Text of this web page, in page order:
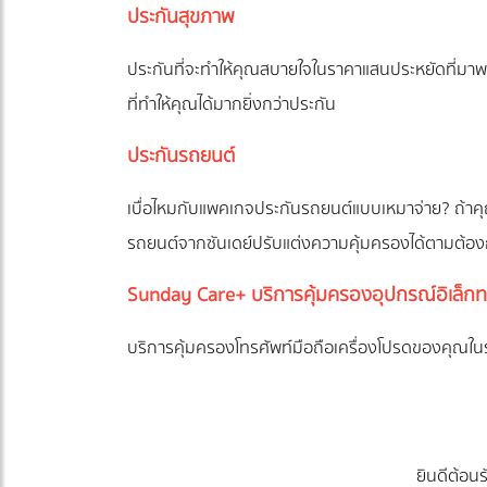
ประกันสุขภาพ
ประกันที่จะทำให้คุณสบายใจในราคาแสนประหยัดที่
ที่ทำให้คุณได้มากยิ่งกว่าประกัน
ประกันรถยนต์
เบื่อไหมกับแพคเกจประกันรถยนต์แบบเหมาจ่าย? ถ้
รถยนต์จากซันเดย์ปรับแต่งความคุ้มครองได้ตามต้อ
Sunday Care+ บริการคุ้มครองอุปกรณ์อิเล็ก
บริการคุ้มครองโทรศัพท์มือถือเครื่องโปรดของคุณใน
ยินดีต้อน